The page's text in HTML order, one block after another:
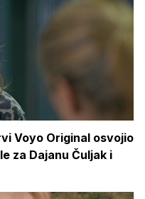
Voyo Original osvojio
za Dajanu Čuljak i